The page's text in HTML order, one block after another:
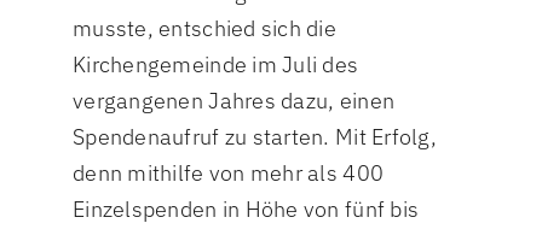
musste, entschied sich die
Kirchengemeinde im Juli des
vergangenen Jahres dazu, einen
Spendenaufruf zu starten. Mit Erfolg,
denn mithilfe von mehr als 400
Einzelspenden in Höhe von fünf bis